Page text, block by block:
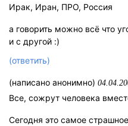
Ирак, Иран, ПРО, Россия
а говорить можно всё что
и с другой :)
(ответить)
(написано анонимно)
Все, сожрут человека
Сегодня это самое